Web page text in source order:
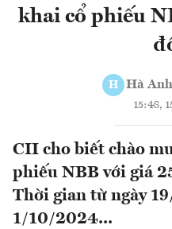
khai cổ phiếu
H Hà Anh
15:48,
CII cho biết chào
phiếu NBB với giá
Thời gian từ ngày
1/10/2024...